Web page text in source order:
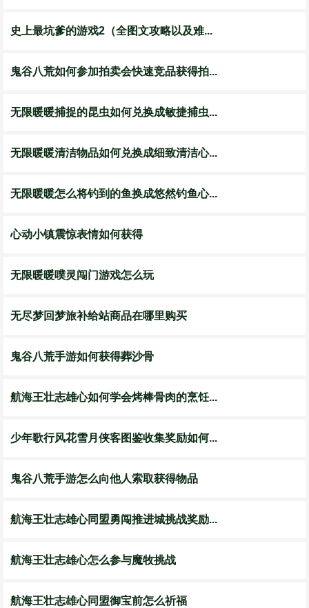
史上最坑爹的游戏2（全图文攻略以及难...
鬼谷八荒如何参加拍卖会快速竞品获得拍...
无限暖暖捕捉的昆虫如何兑换成敏捷捕虫...
无限暖暖清洁物品如何兑换成细致清洁心...
无限暖暖怎么将钓到的鱼换成悠然钓鱼心...
心动小镇震惊表情如何获得
无限暖暖噗灵闯门游戏怎么玩
无尽梦回梦旅补给站商品在哪里购买
鬼谷八荒手游如何获得葬沙骨
航海王壮志雄心如何学会烤棒骨肉的烹饪...
少年歌行风花雪月侠客图鉴收集奖励如何...
鬼谷八荒手游怎么向他人索取获得物品
航海王壮志雄心同盟勇闯推进城挑战奖励...
航海王壮志雄心怎么参与魔牧挑战
航海王壮志雄心同盟御宝前怎么祈福